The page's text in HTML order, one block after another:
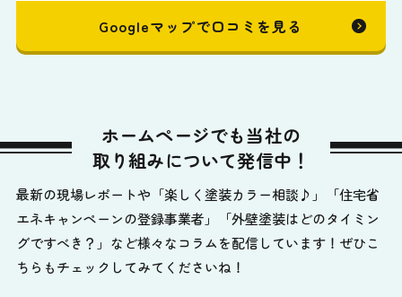
Googleマップで口コミを見る
ホームページでも当社の
取り組みについて発信中！
最新の現場レポートや「楽しく塗装カラー相談♪」「住宅省
エネキャンペーンの登録事業者」「外壁塗装はどのタイミン
グですべき？」など様々なコラムを配信しています！ぜひこ
ちらもチェックしてみてくださいね！